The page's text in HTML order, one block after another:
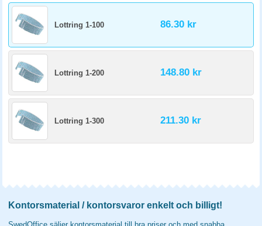
Lottring 1-100 86.30 kr
Lottring 1-200 148.80 kr
Lottring 1-300 211.30 kr
Kontorsmaterial / kontorsvaror enkelt och billigt!